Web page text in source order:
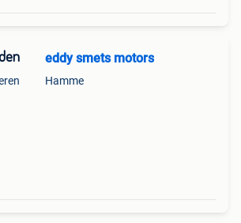
eddy smets motors
Hamme